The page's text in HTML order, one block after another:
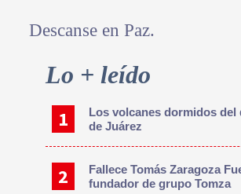
Descanse en Paz.
Primary
Sidebar
Lo + leído
Los volcanes dormidos del
de Juárez
Fallece Tomás Zaragoza
fundador de grupo Tomza